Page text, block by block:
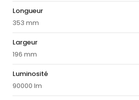
Longueur
353 mm
Largeur
196 mm
Luminosité
90000 lm